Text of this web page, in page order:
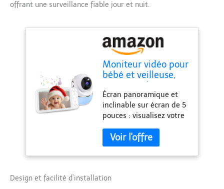
offrant une surveillance fiable jour et nuit.
Moniteur vidéo pour
bébé et veilleuse,
pouces, moniteur
vidéo pour bébé
avec caméra 1080p
et audio, batterie
5000 mAh, vision
nocturne
infrarouge, VOX,
bidirectionnelle, 8
Écran panoramique et
inclinable sur écran de 5
pouces : visualisez votre
avec une résolution
nette de 1080p et
utilisez la fonction zoom
inspection plus
Design et facilité d’installation